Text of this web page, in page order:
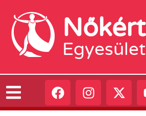
Nőkért
Egyesület